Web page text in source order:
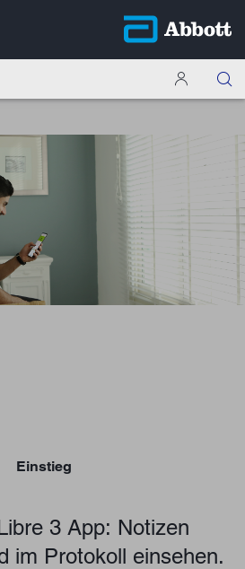
Einstieg
3 App: Notizen
im Protokoll einsehen.